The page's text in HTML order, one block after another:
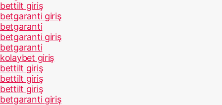
bettilt giriş
betgaranti giriş
betgaranti
betgaranti giriş
betgaranti
kolaybet giriş
bettilt giriş
bettilt giriş
bettilt giriş
betgaranti giriş